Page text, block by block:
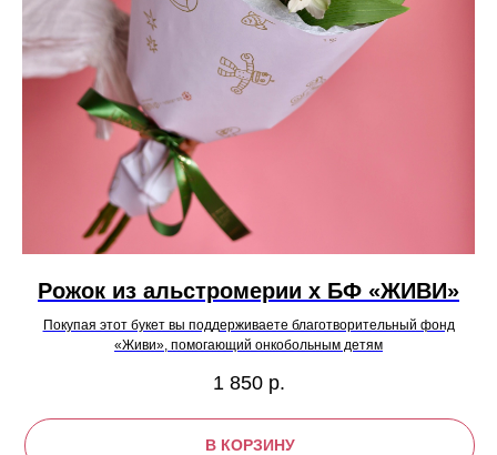
Рожок из альстромерии х БФ «ЖИВИ»
Покупая этот букет вы поддерживаете благотворительный фонд
«Живи», помогающий онкобольным детям
1 850 р.
В КОРЗИНУ